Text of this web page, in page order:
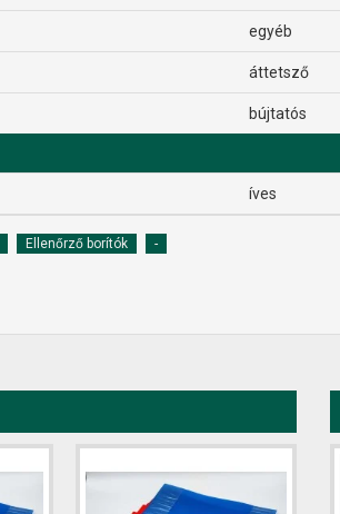
egyéb
áttetsző
bújtatós
íves
Ellenőrző borítók -